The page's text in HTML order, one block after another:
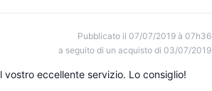
Pubblicato il 07/07/2019 à 07h36
a seguito di un acquisto di 03/07/2019
eccellente servizio. Lo consiglio!